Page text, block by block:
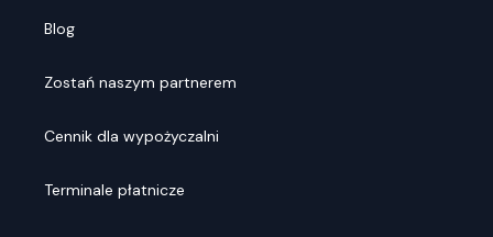
Blog
Zostań naszym partnerem
Cennik dla wypożyczalni
Terminale płatnicze